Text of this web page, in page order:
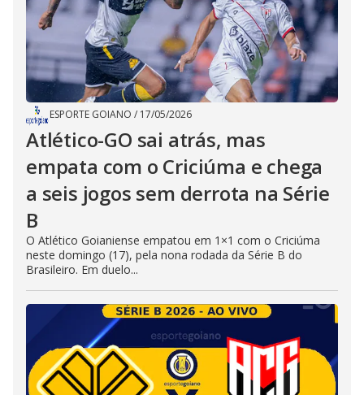
ESPORTE GOIANO / 17/05/2026
Atlético-GO sai atrás, mas
empata com o Criciúma e chega
a seis jogos sem derrota na Série
B
O Atlético Goianiense empatou em 1×1 com o Criciúma
neste domingo (17), pela nona rodada da Série B do
Brasileiro. Em duelo...